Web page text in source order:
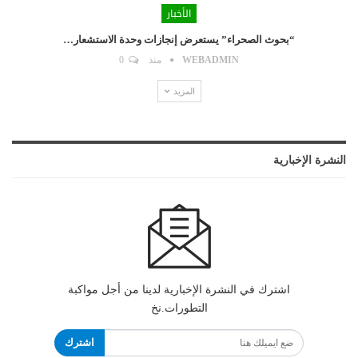
الأخبار
“بحوث الصحراء” يستعرض إنجازات وحدة الاستشعار…
WEBADMIN منذ
المزيد
النشرة الإخبارية
اشترك في النشرة الإخبارية لدينا من أجل مواكبة
التطورات.نخ
اشترك